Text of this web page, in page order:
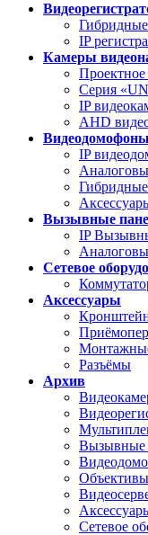
IP
Камеры
Проектное
Серия
IP
AHD
Видеодомофоны
IP
Вызывные
IP
Сетевое
Аксессуары
Разъёмы
Архив
Вызывные
Сетевое